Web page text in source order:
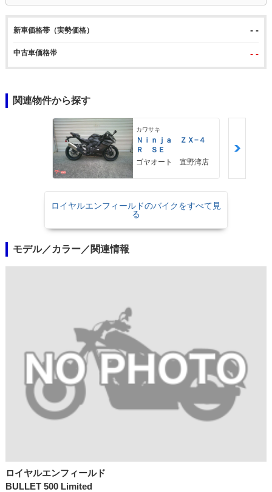
新車価格帯（実勢価格） - -
中古車価格帯 - -
関連物件から探す
カワサキ
Ｎｉｎｊａ ＺＸ−４
Ｒ ＳＥ
ゴヤオート 宜野湾店
ロイヤルエンフィールドのバイクをすべて見
る
モデル／カラー／関連情報
ロイヤルエンフィールド
BULLET 500 Limited